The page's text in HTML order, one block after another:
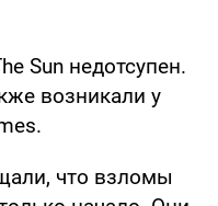
Sun недотсупен.
возникали у
что взломы